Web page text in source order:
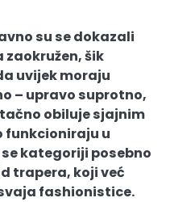
su se dokazali
zaokružen, šik
uvijek moraju
– upravo suprotno,
obiluje sjajnim
funkcioniraju u
kategoriji posebno
trapera, koji već
fashionistice.